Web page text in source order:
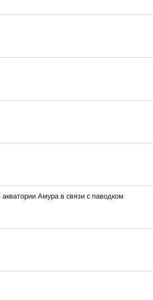
Амура в связи с паводком